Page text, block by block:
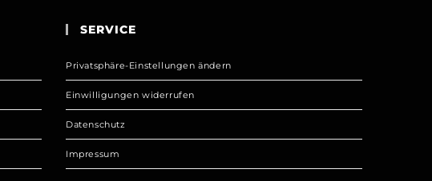
SERVICE
Privatsphäre-Einstellungen ändern
Einwilligungen widerrufen
Datenschutz
Impressum